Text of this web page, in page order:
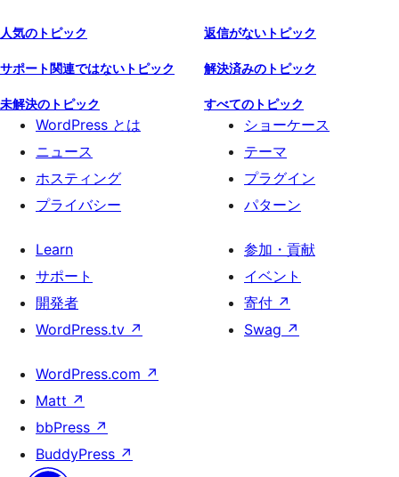
人気のトピック 返信がないトピック
サポート関連ではないトピック 解決済みのトピック
未解決のトピック すべてのトピック
WordPress とは
ニュース
ホスティング
プライバシー
ショーケース
テーマ
プラグイン
パターン
Learn
サポート
開発者
WordPress.tv ↗
参加・貢献
イベント
寄付 ↗
Swag ↗
WordPress.com ↗
Matt ↗
bbPress ↗
BuddyPress ↗